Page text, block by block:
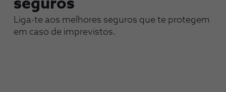
seguros
Liga-te aos melhores seguros que te protegem
em caso de imprevistos.